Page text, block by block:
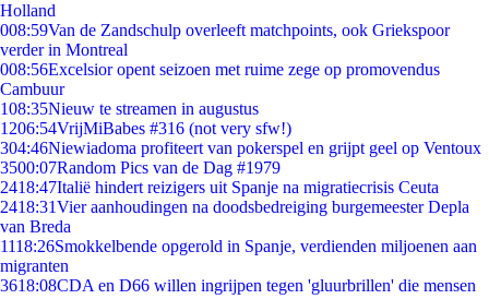
Holland
008:59Van de Zandschulp overleeft matchpoints, ook Griekspoor
verder in Montreal
008:56Excelsior opent seizoen met ruime zege op promovendus
Cambuur
108:35Nieuw te streamen in augustus
1206:54VrijMiBabes #316 (not very sfw!)
304:46Niewiadoma profiteert van pokerspel en grijpt geel op Ventoux
3500:07Random Pics van de Dag #1979
2418:47Italië hindert reizigers uit Spanje na migratiecrisis Ceuta
2418:31Vier aanhoudingen na doodsbedreiging burgemeester Depla
van Breda
1118:26Smokkelbende opgerold in Spanje, verdienden miljoenen aan
migranten
3618:08CDA en D66 willen ingrijpen tegen 'gluurbrillen' die mensen